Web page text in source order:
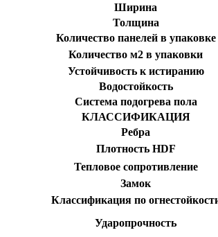
Ширина
Толщина
Количество панелей в упаковке
Количество м2 в упаковки
Устойчивость к истиранию
Водостойкость
Система подогрева пола
КЛАССИФИКАЦИЯ
Ребра
Плотность HDF
Тепловое сопротивление
Замок
Классификация по
Ударопрочность